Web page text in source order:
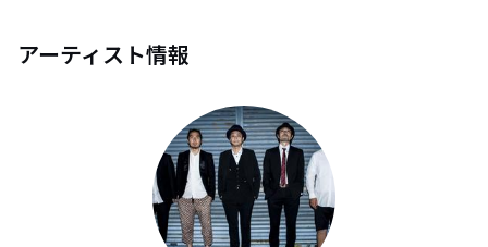
アーティスト情報